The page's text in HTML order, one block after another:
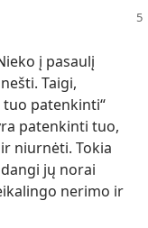
į pasaulį
Taigi,
patenkinti“
patenkinti tuo,
niurnėti. Tokia
jų norai
nerimo ir